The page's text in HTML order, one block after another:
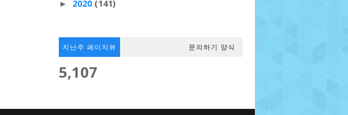
► 2020 (141)
지난주 페이지뷰 문의하기 양식
5,107